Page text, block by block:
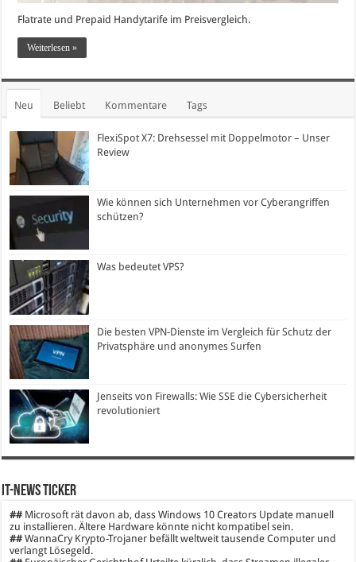
Flatrate und Prepaid Handytarife im Preisvergleich.
Weiterlesen »
Neu Beliebt Kommentare Tags
FlexiSpot X7: Drehsessel mit Doppelmotor – Unser
Review
Wie können sich Unternehmen vor Cyberangriffen
schützen?
Was bedeutet VPS?
Die besten VPN-Dienste im Vergleich für Schutz der
Privatsphäre und anonymes Surfen
Jenseits von Firewalls: Wie SSE die Cybersicherheit
revolutioniert
IT-News Ticker
## Microsoft rät davon ab, dass Windows 10 Creators Update manuell
zu installieren. Ältere Hardware könnte nicht kompatibel sein.
## WannaCry Krypto-Trojaner befällt weltweit tausende Computer und
verlangt Lösegeld.